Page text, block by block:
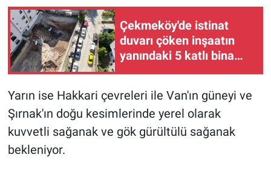
Çekmeköy'de istinat
duvarı çöken inşaatın
yanındaki 5 katlı bina
boşaltıldı
Yarın ise Hakkari çevreleri ile Van'ın güneyi ve
Şırnak'ın doğu kesimlerinde yerel olarak
kuvvetli sağanak ve gök gürültülü sağanak
bekleniyor.